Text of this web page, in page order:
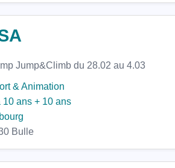
Jump&Climb du 28.02 au 4.03
& Animation
10 ans + 10 ans
Bulle